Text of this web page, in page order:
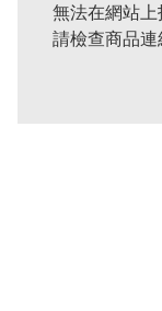
無法在網站上
請檢查商品連